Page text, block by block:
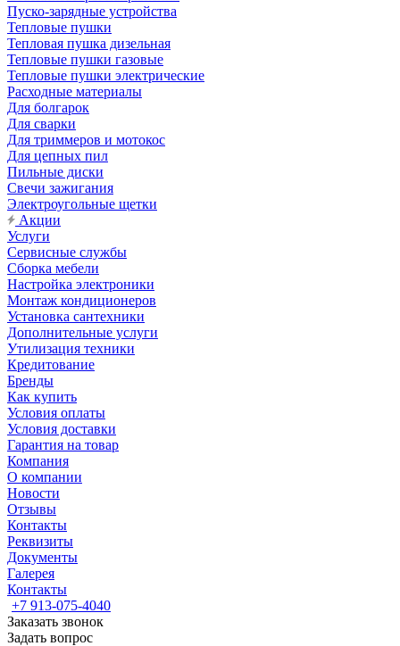
Пуско-зарядные устройства
Тепловые пушки
Тепловая пушка дизельная
Тепловые пушки газовые
Тепловые пушки электрические
Расходные материалы
Для болгарок
Для сварки
Для триммеров и мотокос
Для цепных пил
Пильные диски
Свечи зажигания
Электроугольные щетки
Акции
Услуги
Сервисные службы
Сборка мебели
Настройка электроники
Монтаж кондиционеров
Установка сантехники
Дополнительные услуги
Утилизация техники
Кредитование
Бренды
Как купить
Условия оплаты
Условия доставки
Гарантия на товар
Компания
О компании
Новости
Отзывы
Контакты
Реквизиты
Документы
Галерея
Контакты
+7 913-075-4040
Заказать звонок
Задать вопрос